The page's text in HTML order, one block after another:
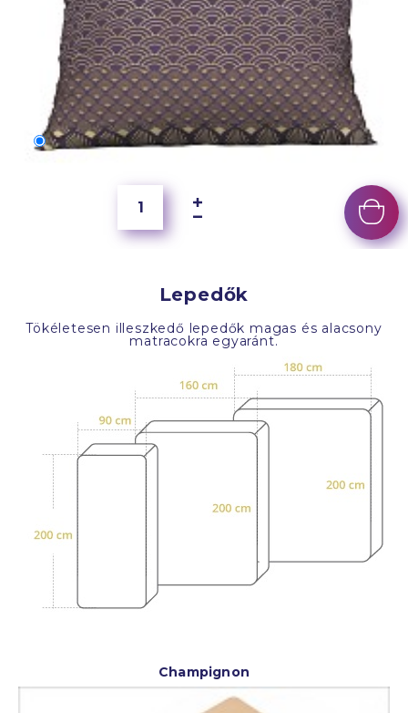
70x50 cm
Lepedők
Tökéletesen illeszkedő lepedők magas és alacsony
matracokra egyaránt.
Champignon